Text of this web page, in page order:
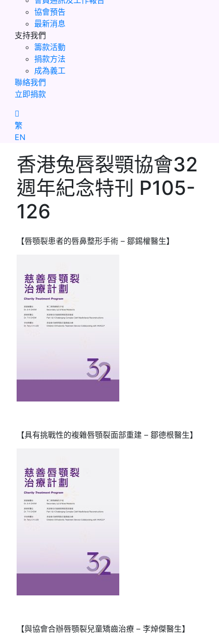
協會預告
最新消息
支持我們
籌款活動
捐款方法
成為義工
聯絡我們
立即捐款
繁
EN
香港兔唇裂顎協會32
週年紀念特刊 P105-
126
【唇顎裂患者的唇鼻整形手術 – 鄒錫權醫生】
【具有挑戰性的複雜唇顎裂面部重建 – 鄒德根醫生】
【與協會合辦唇顎裂兒童矯齒治療 – 李焯傑醫生】